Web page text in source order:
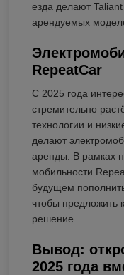
езда делают
арендуемых
RepeatCar
С 2025 года
стремительно
технологии и
делают
аренды. В рамках
мобильности
будущем
чтобы предложить
решение.
Вывод:
2025 года